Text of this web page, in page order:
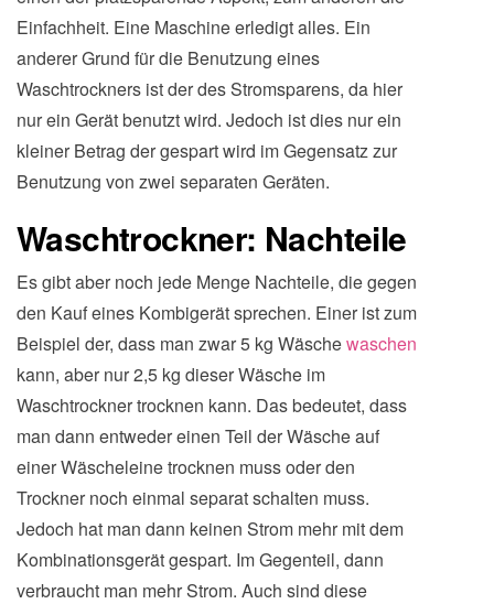
Einfachheit. Eine Maschine erledigt alles. Ein
anderer Grund für die Benutzung eines
Waschtrockners ist der des Stromsparens, da hier
nur ein Gerät benutzt wird. Jedoch ist dies nur ein
kleiner Betrag der gespart wird im Gegensatz zur
Benutzung von zwei separaten Geräten.
Waschtrockner: Nachteile
Es gibt aber noch jede Menge Nachteile, die gegen
den Kauf eines Kombigerät sprechen. Einer ist zum
Beispiel der, dass man zwar 5 kg Wäschewaschen
kann, aber nur 2,5 kg dieser Wäsche im
Waschtrockner trocknen kann. Das bedeutet, dass
man dann entweder einen Teil der Wäsche auf
einer Wäscheleine trocknen muss oder den
Trockner noch einmal separat schalten muss.
Jedoch hat man dann keinen Strom mehr mit dem
Kombinationsgerät gespart. Im Gegenteil, dann
verbraucht man mehr Strom. Auch sind diese